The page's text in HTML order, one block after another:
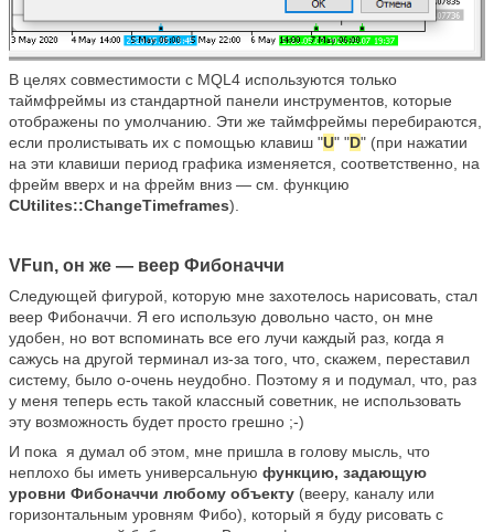
В целях совместимости с MQL4 используются только
таймфреймы из стандартной панели инструментов, которые
отображены по умолчанию. Эти же таймфреймы перебираются,
если пролистывать их с помощью клавиш "U" "D" (при нажатии
на эти клавиши период графика изменяется, соответственно, на
фрейм вверх и на фрейм вниз — см. функцию
CUtilites::ChangeTimeframes).
VFun, он же — веер Фибоначчи
Следующей фигурой, которую мне захотелось нарисовать, стал
веер Фибоначчи. Я его использую довольно часто, он мне
удобен, но вот вспоминать все его лучи каждый раз, когда я
сажусь на другой терминал из-за того, что, скажем, переставил
систему, было о-очень неудобно. Поэтому я и подумал, что, раз
у меня теперь есть такой классный советник, не использовать
эту возможность будет просто грешно ;-)
И пока я думал об этом, мне пришла в голову мысль, что
неплохо бы иметь универсальную функцию, задающую
уровни Фибоначчи любому объекту (вееру, каналу или
горизонтальным уровням Фибо), который я буду рисовать с